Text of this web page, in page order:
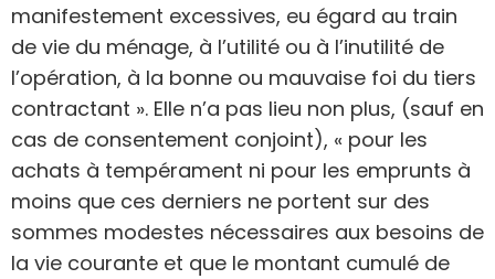
manifestement excessives, eu égard au train
de vie du ménage, à l’utilité ou à l’inutilité de
l’opération, à la bonne ou mauvaise foi du tiers
contractant ». Elle n’a pas lieu non plus, (sauf en
cas de consentement conjoint), « pour les
achats à tempérament ni pour les emprunts à
moins que ces derniers ne portent sur des
sommes modestes nécessaires aux besoins de
la vie courante et que le montant cumulé de